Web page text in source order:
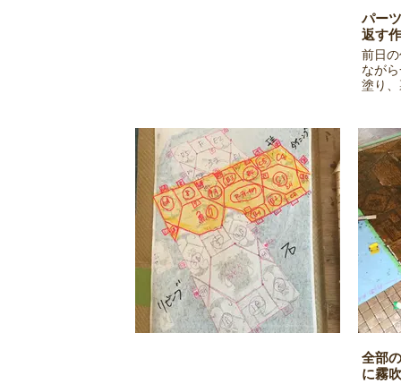
パー
返す
前日
なが
塗り
全部
に霧